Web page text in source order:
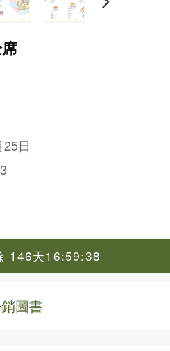
日
146天16:59:37
圖書